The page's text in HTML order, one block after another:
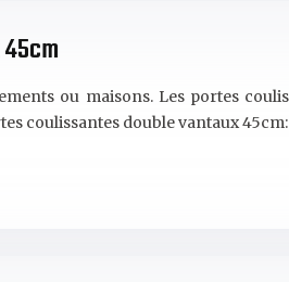
ou maisons. Les portes
coulissantes double vantaux